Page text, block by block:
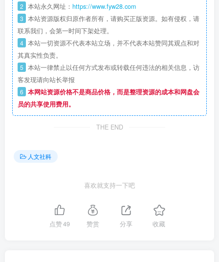
2 本站永久网址： https://www.fyw28.com
3 本站资源版权归原作者所有，请购买正版资源。如有侵权，请
联系我们，会第一时间下架处理。
4 本站一切资源不代表本站立场，并不代表本站赞同其观点和对
其真实性负责。
5 本站一律禁止以任何方式发布或转载任何违法的相关信息，访
客发现请向站长举报
6 本网站资源价格不是商品价格，而是整理资源的成本和网盘会
员的共享使用费用。
THE END
人文社科
喜欢就支持一下吧
点赞49 赞赏 分享 收藏